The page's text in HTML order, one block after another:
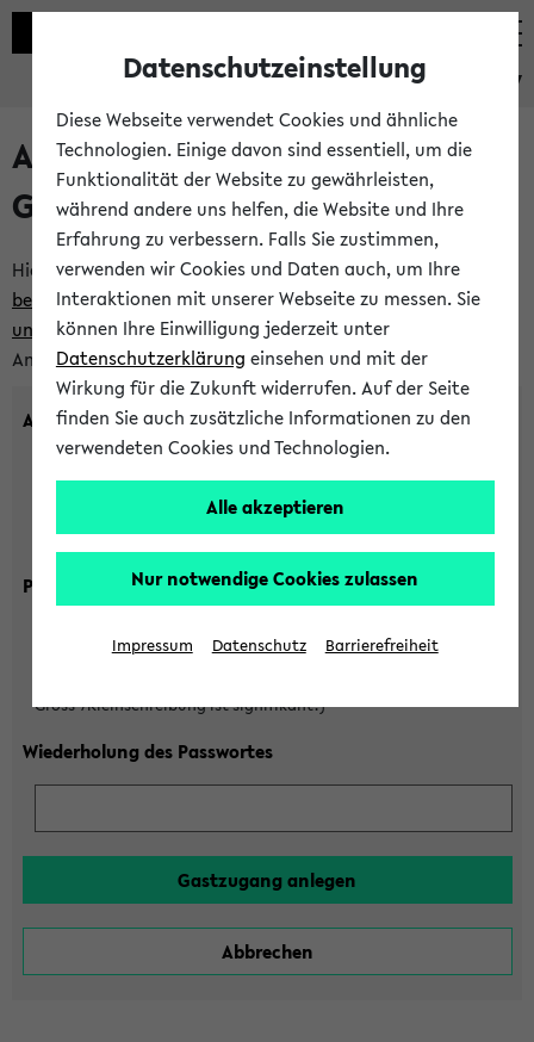
eKVV
Anlegen eines neuen
Gastzugangs
Hier können Sie einen neuen Gastzugang anlegen.Bitte
beachten Sie die Einschränkungen, denen Gastzugänge
unterworfen sind. Tragen Sie den gewünschten
Anmeldenamen und Ihr Passwort ein:
Anmeldename
(3 bis 20 Zeichen, nur Buchstaben A-Z und Ziffern 0-9,
Gross-/Kleinschreibung ist signifikant!)
Passwort
Gross-/Kleinschreibung ist signifikant!)
Wiederholung des Passwortes
Datenschutzeinstellung
Diese Webseite verwendet Cookies und ähnliche
Technologien. Einige davon sind essentiell, um die
Funktionalität der Website zu gewährleisten,
während andere uns helfen, die Website und Ihre
Erfahrung zu verbessern. Falls Sie zustimmen,
verwenden wir Cookies und Daten auch, um Ihre
Interaktionen mit unserer Webseite zu messen. Sie
können Ihre Einwilligung jederzeit unter
Datenschutzerklärung einsehen und mit der
Wirkung für die Zukunft widerrufen. Auf der Seite
finden Sie auch zusätzliche Informationen zu den
verwendeten Cookies und Technologien.
Alle akzeptieren
Nur notwendige Cookies zulassen
Impressum Datenschutz Barrierefreiheit